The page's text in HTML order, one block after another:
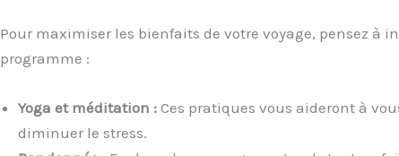
Pour maximiser les bienfaits de votre voyage, pensez à
programme :
Yoga et méditation :Ces pratiques vous aideront à
diminuer le stress.